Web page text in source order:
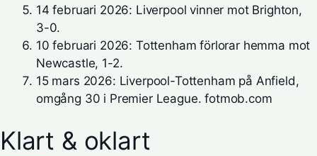
14 februari 2026: Liverpool vinner mot Brighton,
3-0.
10 februari 2026: Tottenham förlorar hemma mot
Newcastle, 1-2.
15 mars 2026: Liverpool-Tottenham på Anfield,
omgång 30 i Premier League.fotmob.com
Klart & oklart